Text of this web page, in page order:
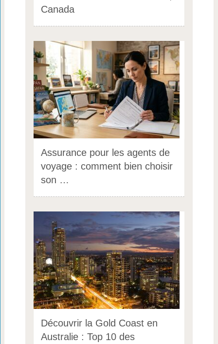
Canada
Assurance pour les agents de
voyage : comment bien choisir
son …
Découvrir la Gold Coast en
Australie : Top 10 des